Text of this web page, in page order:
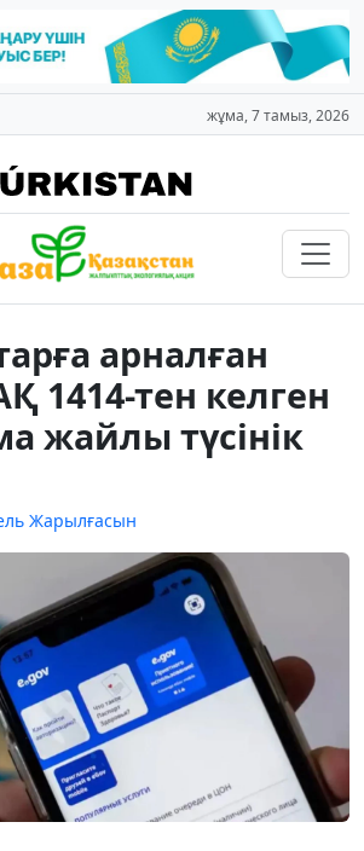
жұма, 7 тамыз, 2026
арналған
1414-тен келген
жайлы түсінік
Жарылғасын